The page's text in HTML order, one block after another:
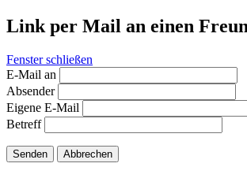
Link per Mail an einen
Fenster schließen
E-Mail an
Absender
Eigene E-Mail
Betreff
Senden Abbrechen